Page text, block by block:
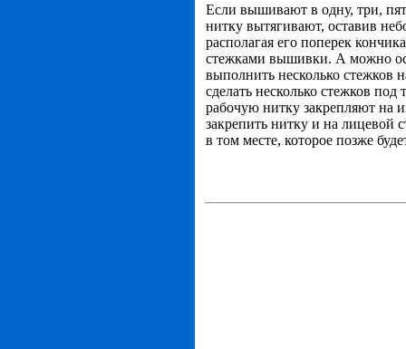
Если вышивают в одну, три,
нитку вытягивают, оставив
располагая его поперек
стежками вышивки. А можно
выполнить несколько стежков
сделать несколько стежков
рабочую нитку закрепляют на
закрепить нитку и на лицевой
в том месте, которое позже